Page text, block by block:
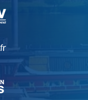
, Ouvre une nouvelle